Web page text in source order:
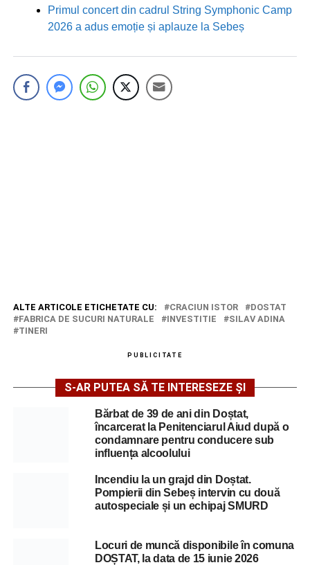
Primul concert din cadrul String Symphonic Camp
2026 a adus emoție și aplauze la Sebeș
ALTE ARTICOLE ETICHETATE CU: CRACIUN ISTOR
DOSTAT
FABRICA DE SUCURI NATURALE
INVESTITIE
SILAV ADINA
TINERI
PUBLICITATE
S-AR PUTEA SĂ TE INTERESEZE ȘI
Bărbat de 39 de ani din Doștat,
încarcerat la Penitenciarul Aiud după o
condamnare pentru conducere sub
influența alcoolului
Incendiu la un grajd din Doștat.
Pompierii din Sebeș intervin cu două
autospeciale și un echipaj SMURD
Locuri de muncă disponibile în comuna
DOȘTAT, la data de 15 iunie 2026